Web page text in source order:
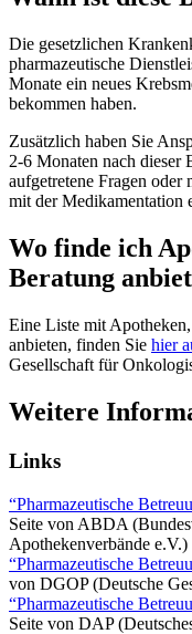
Die gesetzlichen
pharmazeutische
Monate ein neues
bekommen haben.
Zusätzlich haben Sie
2-6 Monaten nach dieser
aufgetretene Fragen oder
mit der Medikamentation
Wo finde ich
Beratung
Eine Liste mit
anbieten, finden Sie hier
Gesellschaft für
Weitere
Links
“Pharmazeutische
Seite von ABDA
Apothekenverbände e.V.)
“Pharmazeutische
von DGOP (Deutsche
“Pharmazeutische
Seite von DAP